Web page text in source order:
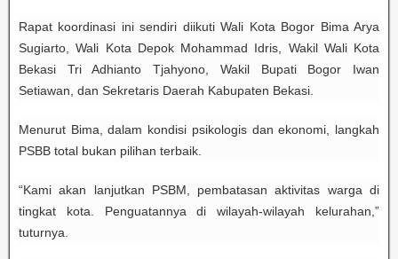
Rapat koordinasi ini sendiri diikuti Wali Kota Bogor Bima Arya
Sugiarto, Wali Kota Depok Mohammad Idris, Wakil Wali Kota
Bekasi Tri Adhianto Tjahyono, Wakil Bupati Bogor Iwan
Setiawan, dan Sekretaris Daerah Kabupaten Bekasi.
Menurut Bima, dalam kondisi psikologis dan ekonomi, langkah
PSBB total bukan pilihan terbaik.
“Kami akan lanjutkan PSBM, pembatasan aktivitas warga di
tingkat kota. Penguatannya di wilayah-wilayah kelurahan,”
tuturnya.